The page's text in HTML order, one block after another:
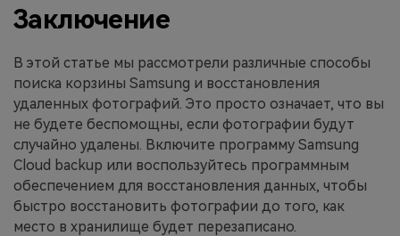
Заключение
В этой статье мы рассмотрели различные способы
поиска корзины Samsung и восстановления
удаленных фотографий. Это просто означает, что вы
не будете беспомощны, если фотографии будут
случайно удалены. Включите программу Samsung
Cloud backup или воспользуйтесь программным
обеспечением для восстановления данных, чтобы
быстро восстановить фотографии до того, как
место в хранилище будет перезаписано.